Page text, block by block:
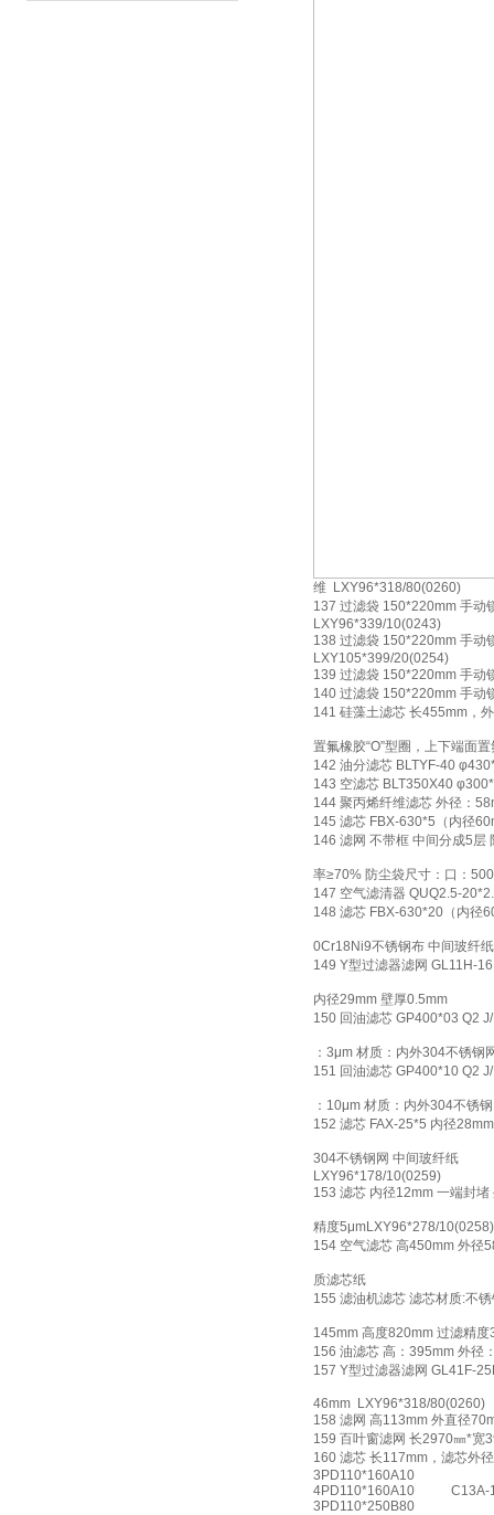
维 LXY96*318/80(0260)
137 过滤袋 150*220mm 手动
LXY96*339/10(0243)
138 过滤袋 150*220mm 手动
LXY105*399/20(0254)
139 过滤袋 150*220mm 手动
140 过滤袋 150*220mm 手动
141 硅藻土滤芯 长455mm，
置氟橡胶“O”型圈，上下端面
142 油分滤芯 BLTYF-40
143 空滤芯 BLT350X40
144 聚丙烯纤维滤芯 外径：
145 滤芯 FBX-630*5（内径
146 滤网 不带框 中间分成5层
率≥70% 防尘袋尺寸：口：
147 空气滤清器 QUQ2.5-
148 滤芯 FBX-630*20（内径
0Cr18Ni9不锈钢布 中间玻纤纸
149 Y型过滤器滤网 GL11H-
内径29mm 壁厚0.5mm
150 回油滤芯 GP400*03 Q2
：3μm 材质：内外304不锈钢
151 回油滤芯 GP400*10 Q2
：10μm 材质：内外304不锈
152 滤芯 FAX-25*5 内径
304不锈钢网 中间玻纤纸
LXY96*178/10(0259)
153 滤芯 内径12mm 一端封
精度5μmLXY96*278/10(0258)
154 空气滤芯 高450mm 外径
质滤芯纸
155 滤油机滤芯 滤芯材质:不
145mm 高度820mm 过滤精度
156 油滤芯 高：395mm 外径
157 Y型过滤器滤网 GL41F-
46mm LXY96*318/80(0260)
158 滤网 高113mm 外直径
159 百叶窗滤网 长2970㎜*宽
160 滤芯 长117mm，滤芯外
3PD110*160A10
4PD110*160A10 C13A-
3PD110*250B80